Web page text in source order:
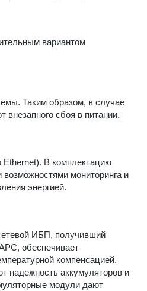
вариантом
Таким образом, в случае
внезапного сбоя в питании.
Ethernet). В комплектацию
мониторинга и
энергией.
ИБП, получивший
обеспечивает
компенсацией.
надежность аккумуляторов и
модули дают